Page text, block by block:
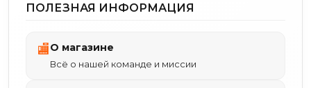
ПОЛЕЗНАЯ ИНФОРМАЦИЯ
🏬О магазине
Всё о нашей команде и миссии